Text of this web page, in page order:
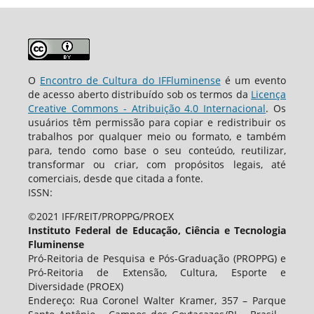
O Encontro de Cultura do IFFluminenseé um evento
de acesso aberto distribuído sob os termos da Licença
Creative Commons - Atribuição 4.0 Internacional. Os
usuários têm permissão para copiar e redistribuir os
trabalhos por qualquer meio ou formato, e também
para, tendo como base o seu conteúdo, reutilizar,
transformar ou criar, com propósitos legais, até
comerciais, desde que citada a fonte.
ISSN:
©2021 IFF/REIT/PROPPG/PROEX
Instituto Federal de Educação, Ciência e Tecnologia
Fluminense
Pró-Reitoria de Pesquisa e Pós-Graduação (PROPPG) e
Pró-Reitoria de Extensão, Cultura, Esporte e
Diversidade (PROEX)
Endereço: Rua Coronel Walter Kramer, 357 – Parque